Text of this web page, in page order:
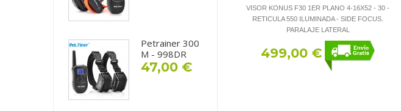
Petrainer 300
M - 998DR
47,00 €
VISOR KONUS F30 1ER PLANO 4-16X52 - 30 -
RETICULA 550 ILUMINADA - SIDE FOCUS.
PARALAJE LATERAL
499,00 €